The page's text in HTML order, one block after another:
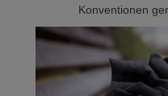
Konventionen